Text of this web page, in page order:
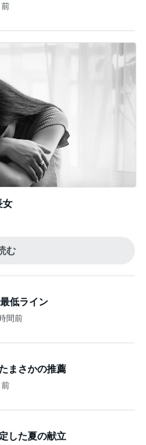
前
女
む
低ライン
間前
まさかの推薦
前
した夏の献立